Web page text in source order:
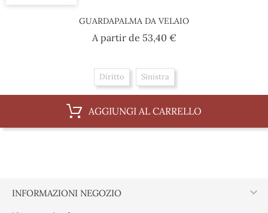
GUARDAPALMA DA VELAIO
A partir de 53,40 €Prezzo
Diritto Sinistra
AGGIUNGI AL CARRELLO
INFORMAZIONI NEGOZIO 